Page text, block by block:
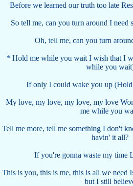
Before we learned our truth too late
So tell me, can you turn around I need
Oh, tell me, can you turn
* Hold me while you wait I wish that I
while you
If only I could wake you up
My love, my love, my love, my love
me while you
Tell me more, tell me something I don't
havin' it all?
If you're gonna waste my time
This is you, this is me, this is all we need
but I still